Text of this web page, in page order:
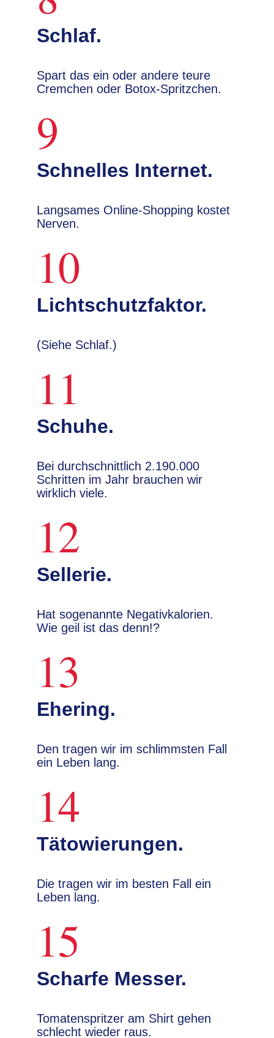
Schlaf.
Spart das ein oder andere teure
Cremchen oder Botox-Spritzchen.
9
Schnelles Internet.
Langsames Online-Shopping kostet
Nerven.
10
Lichtschutzfaktor.
(Siehe Schlaf.)
11
Schuhe.
Bei durchschnittlich 2.190.000
Schritten im Jahr brauchen wir
wirklich viele.
12
Sellerie.
Hat sogenannte Negativkalorien.
Wie geil ist das denn!?
13
Ehering.
Den tragen wir im schlimmsten Fall
ein Leben lang.
14
Tätowierungen.
Die tragen wir im besten Fall ein
Leben lang.
15
Scharfe Messer.
Tomatenspritzer am Shirt gehen
schlecht wieder raus.